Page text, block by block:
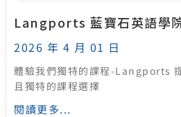
Langports 藍寶石英語學
2026 年 4 月 01 日
體驗我們獨特的課程-Langports
且獨特的課程選擇
閱讀更多...